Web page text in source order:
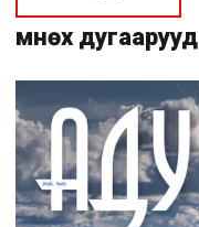
Өмнөх дугаарууд